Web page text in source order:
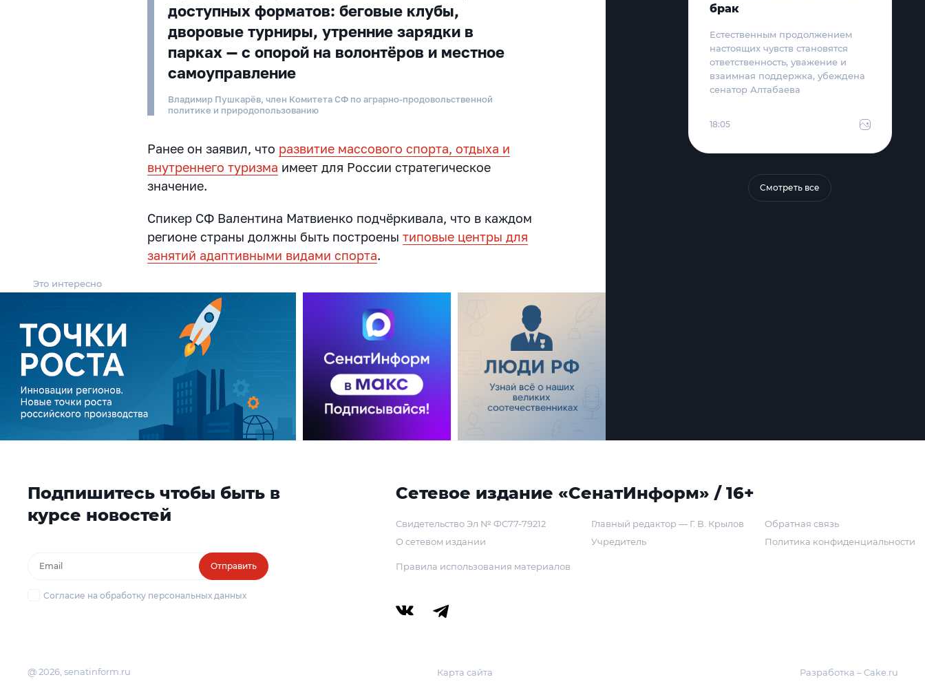
доступных форматов: беговые клубы,
дворовые турниры, утренние зарядки в
парках — с опорой на волонтёров и местное
самоуправление
Владимир Пушкарёв, член Комитета СФ по аграрно-продовольственной
политике и природопользованию
Ранее он заявил, что развитие массового спорта, отдыха и
внутреннего туризма имеет для России стратегическое
значение.
Спикер СФ Валентина Матвиенко подчёркивала, что в каждом
регионе страны должны быть построенытиповые центры для
занятий адаптивными видами спорта.
Это интересно
брак
Естественным продолжением
настоящих чувств становятся
ответственность, уважение и
взаимная поддержка, убеждена
сенатор Алтабаева
18:05
Смотреть все
Подпишитесь чтобы быть в
курсе новостей
Отправить
Согласие на обработку персональных данных
Сетевое издание «СенатИнформ» / 16+
Свидетельство Эл № ФС77-79212
О сетевом издании
Главный редактор — Г. В. Крылов
Учредитель
Обратная связь
Политика конфиденциальности
Правила использования материалов
@ 2026, senatinform.ru Карта сайта Разработка – Cake.ru